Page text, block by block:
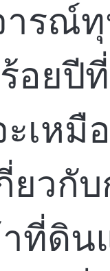
ารณ์
อยปี
เหมื
ยวกั
ที่ดิ